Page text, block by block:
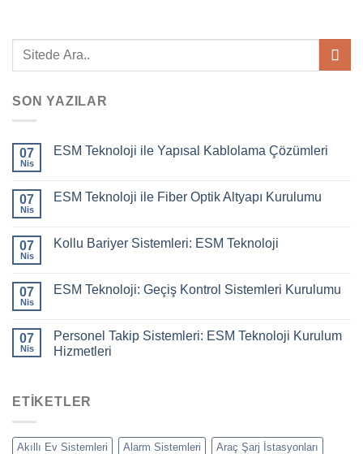
SON YAZILAR
07
Nis
ESM Teknoloji ile Yapısal Kablolama Çözümleri
07
Nis
ESM Teknoloji ile Fiber Optik Altyapı Kurulumu
07
Nis
Kollu Bariyer Sistemleri: ESM Teknoloji
07
Nis
ESM Teknoloji: Geçiş Kontrol Sistemleri Kurulumu
07
Nis
Personel Takip Sistemleri: ESM Teknoloji Kurulum
Hizmetleri
ETIKETLER
Akıllı Ev Sistemleri Alarm Sistemleri Araç Şarj İstasyonları